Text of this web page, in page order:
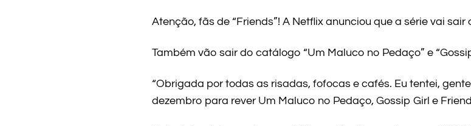
Atenção, fãs de “Friends”! A Netflix anunciou que a série vai
Também vão sair do catálogo “Um Maluco no Pedaço” e
“Obrigada por todas as risadas, fofocas e cafés. Eu tentei,
dezembro para rever Um Maluco no Pedaço, Gossip Girl e